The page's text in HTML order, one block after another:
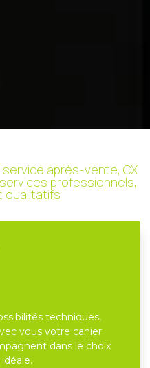
après-vente, CX
professionnels,
qualitatifs
techniques,
vous votre cahier
dans le choix